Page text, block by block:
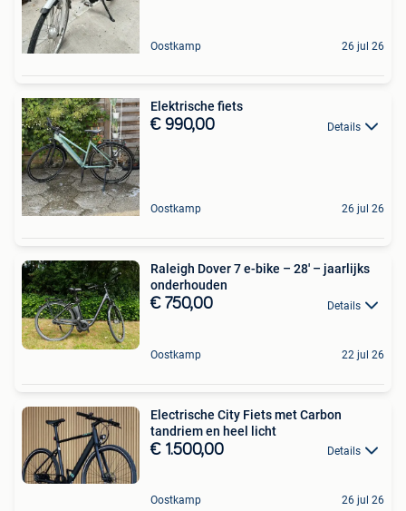
Oostkamp 26 jul 26
Elektrische fiets
€ 990,00 Details
Oostkamp 26 jul 26
Raleigh Dover 7 e-bike – 28' – jaarlijks
onderhouden
€ 750,00 Details
Oostkamp 22 jul 26
Electrische City Fiets met Carbon
tandriem en heel licht
€ 1.500,00 Details
Oostkamp 26 jul 26